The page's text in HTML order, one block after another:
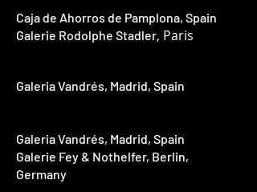
Caja de Ahorros de Pamplona, Spain
Galerie Rodolphe Stadler, Paris
Galeria Vandrés, Madrid, Spain
Galeria Vandrés, Madrid, Spain
Galerie Fey & Nothelfer, Berlin,
Germany